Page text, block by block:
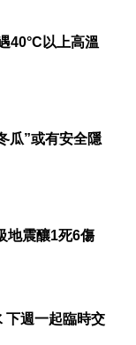
40°C以上高溫
瓜”或有安全隱
地震釀1死6傷
下週一起臨時交